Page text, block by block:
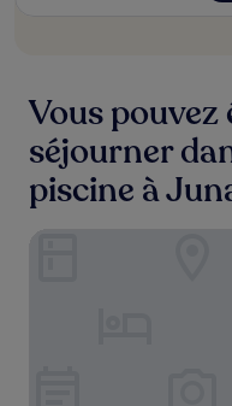
Vous
séjourner
piscine à
Bellevue Sarovar